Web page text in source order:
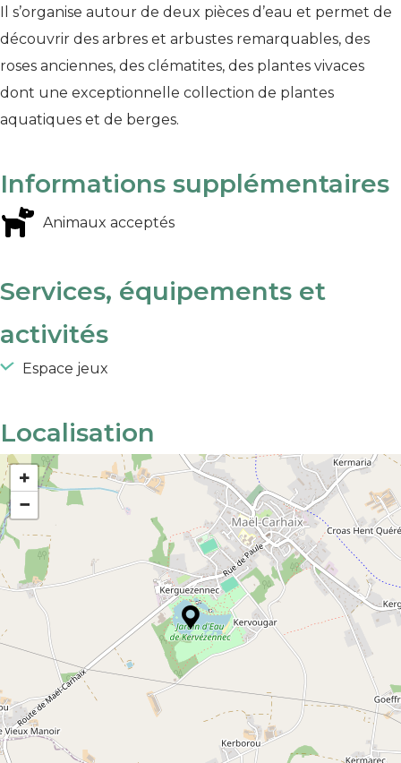
Il s’organise autour de deux pièces d’eau et permet de
découvrir des arbres et arbustes remarquables, des
roses anciennes, des clématites, des plantes vivaces
dont une exceptionnelle collection de plantes
aquatiques et de berges.
Informations supplémentaires
Animaux acceptés
Services, équipements et
activités
Espace jeux
Localisation
+
−